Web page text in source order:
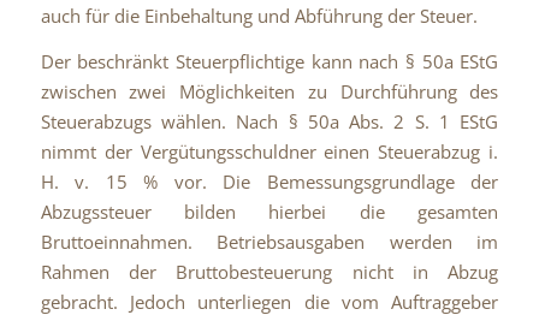
auch für die Einbehaltung und Abführung der Steuer.
Der beschränkt Steuerpflichtige kann nach § 50a EStG
zwischen zwei Möglichkeiten zu Durchführung des
Steuerabzugs wählen. Nach § 50a Abs. 2 S. 1 EStG
nimmt der Vergütungsschuldner einen Steuerabzug i.
H. v. 15 % vor. Die Bemessungsgrundlage der
Abzugssteuer bilden hierbei die gesamten
Bruttoeinnahmen. Betriebsausgaben werden im
Rahmen der Bruttobesteuerung nicht in Abzug
gebracht. Jedoch unterliegen die vom Auftraggeber